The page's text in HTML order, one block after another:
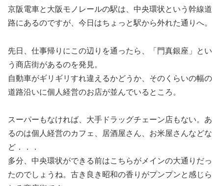
京阪電車と大阪モノレールの駅は、中央環状という幹線道
路にあるのですが、今日はちょっと駅から外れた通りへ。
先日、仕事帰りにこの辺りを通ったら、「門真銀座」とい
う商店街があるのを発見。
自動車がギリギリすれ違えるかどうか、そのくらいの幅の
道路沿いに個人経営のお店が並んでいるところ。
スーパーもなければ、大手ドラッグチェーン店もない。あ
るのは個人経営のカフェ、居酒屋さん、お米屋さんなどな
ど．．．
多分、中央環状ができる前はこちらがメインの大通りだっ
たのでしょうね。古き良き昭和の香りがプンプンと感じら